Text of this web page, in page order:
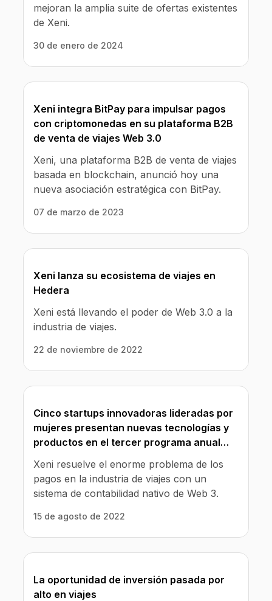
mejoran la amplia suite de ofertas existentes
de Xeni.
30 de enero de 2024
Xeni integra BitPay para impulsar pagos
con criptomonedas en su plataforma B2B
de venta de viajes Web 3.0
Xeni, una plataforma B2B de venta de viajes
basada en blockchain, anunció hoy una
nueva asociación estratégica con BitPay.
07 de marzo de 2023
Xeni lanza su ecosistema de viajes en
Hedera
Xeni está llevando el poder de Web 3.0 a la
industria de viajes.
22 de noviembre de 2022
Cinco startups innovadoras lideradas por
mujeres presentan nuevas tecnologías y
productos en el tercer programa anual
Xeni resuelve el enorme problema de los
pagos en la industria de viajes con un
sistema de contabilidad nativo de Web 3.
15 de agosto de 2022
La oportunidad de inversión pasada por
alto en viajes